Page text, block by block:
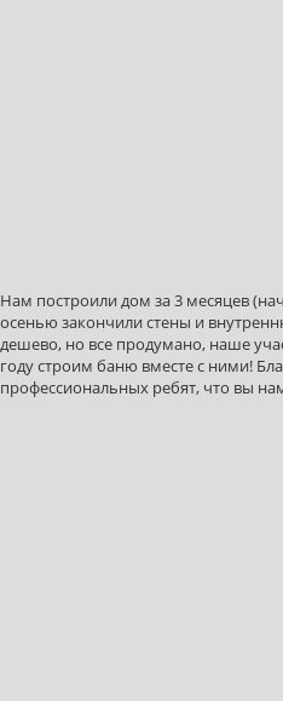
Нам построили дом за 3 месяцев
осенью закончили стены и
дешево, но все продумано, наше
году строим баню вместе с ними!
профессиональных ребят, что вы